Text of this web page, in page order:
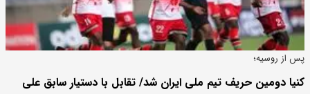
پس از روسیه؛
کنیا دومین حریف تیم ملی ایران شد/ تقابل با دستیار سابق علی